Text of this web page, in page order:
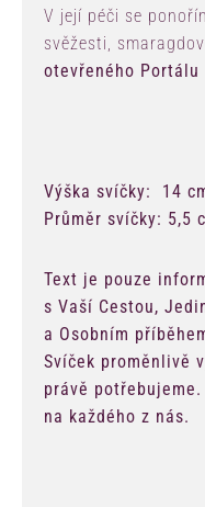
V její péči se
svěžesti,
otevřeného Portálu
Výška svíčky: 14
Průměr svíčky: 5,5
Text je pouze
s Vaší Cestou,
a Osobním
Svíček proměnlivě
právě
na každého z nás.